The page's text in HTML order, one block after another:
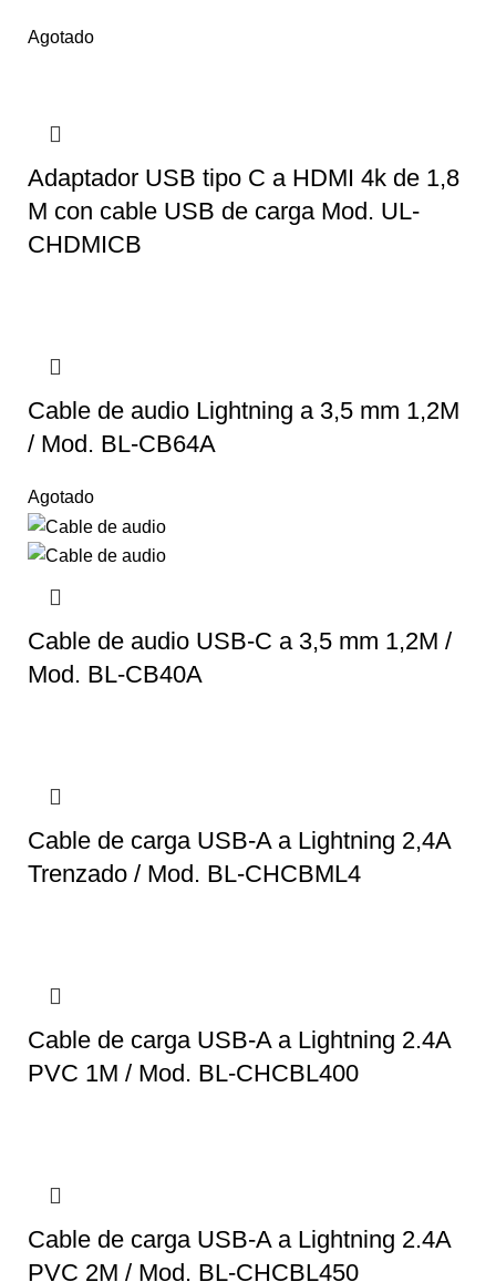
Agotado
Adaptador USB tipo C a HDMI 4k de 1,8
M con cable USB de carga Mod. UL-
CHDMICB
Cable de audio Lightning a 3,5 mm 1,2M
/ Mod. BL-CB64A
Agotado
Cable de audio USB-C a 3,5 mm 1,2M /
Mod. BL-CB40A
Cable de carga USB-A a Lightning 2,4A
Trenzado / Mod. BL-CHCBML4
Cable de carga USB-A a Lightning 2.4A
PVC 1M / Mod. BL-CHCBL400
Cable de carga USB-A a Lightning 2.4A
PVC 2M / Mod. BL-CHCBL450